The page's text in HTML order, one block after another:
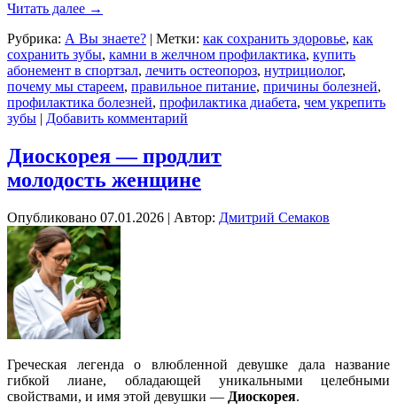
Читать далее →
Рубрика: А Вы знаете? | Метки: как сохранить здоровье, как
сохранить зубы, камни в желчном профилактика, купить
абонемент в спортзал, лечить остеопороз, нутрициолог,
почему мы стареем, правильное питание, причины болезней,
профилактика болезней, профилактика диабета, чем укрепить
зубы | Добавить комментарий
Диоскорея — продлит
молодость женщине
Опубликовано 07.01.2026 | Автор: Дмитрий Семаков
Греческая легенда о влюбленной девушке дала название
гибкой лиане, обладающей уникальными целебными
свойствами, и имя этой девушки — Диоскорея.